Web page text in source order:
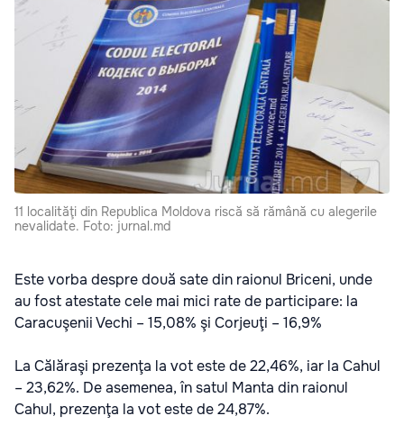
11 localităţi din Republica Moldova riscă să rămână cu alegerile
nevalidate. Foto: jurnal.md
Este vorba despre două sate din raionul Briceni, unde
au fost atestate cele mai mici rate de participare: la
Caracuşenii Vechi – 15,08% şi Corjeuţi – 16,9%
La Călăraşi prezenţa la vot este de 22,46%, iar la Cahul
– 23,62%. De asemenea, în satul Manta din raionul
Cahul, prezenţa la vot este de 24,87%.